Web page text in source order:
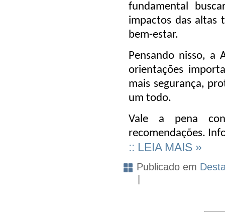
fundamental
impactos das altas
bem-estar.
Pensando nisso, a
orientações
mais segurança,
um todo.
Vale a pena
recomendações.
:: LEIA MAIS »
Publicado em